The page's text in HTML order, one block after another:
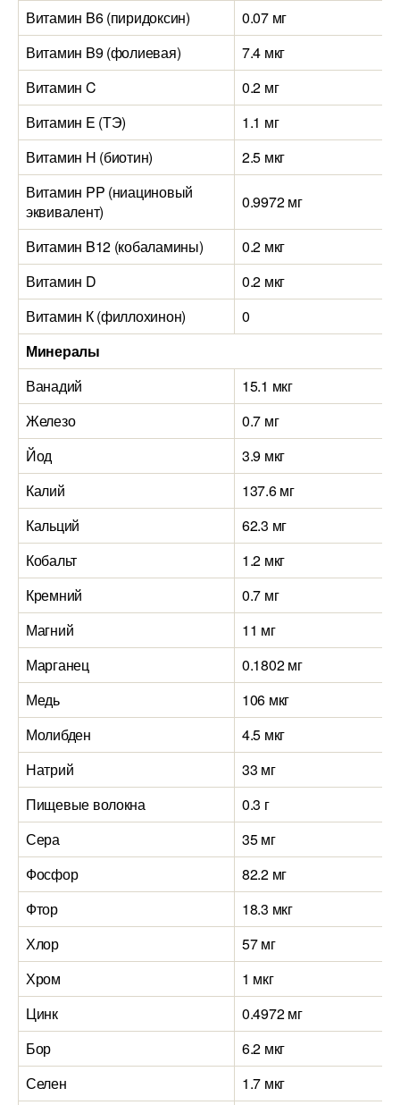
Витамин B6 (пиридоксин)
0.07 мг
Витамин B9 (фолиевая)
7.4 мкг
Витамин C
0.2 мг
Витамин E (ТЭ)
1.1 мг
Витамин H (биотин)
2.5 мкг
Витамин PP (ниациновый
эквивалент)
0.9972 мг
Витамин B12 (кобаламины)
0.2 мкг
Витамин D
0.2 мкг
Витамин К (филлохинон)
0
Минералы
Ванадий
15.1 мкг
Железо
0.7 мг
Йод
3.9 мкг
Калий
137.6 мг
Кальций
62.3 мг
Кобальт
1.2 мкг
Кремний
0.7 мг
Магний
11 мг
Марганец
0.1802 мг
Медь
106 мкг
Молибден
4.5 мкг
Натрий
33 мг
Пищевые волокна
0.3 г
Сера
35 мг
Фосфор
82.2 мг
Фтор
18.3 мкг
Хлор
57 мг
Хром
1 мкг
Цинк
0.4972 мг
Бор
6.2 мкг
Селен
1.7 мкг